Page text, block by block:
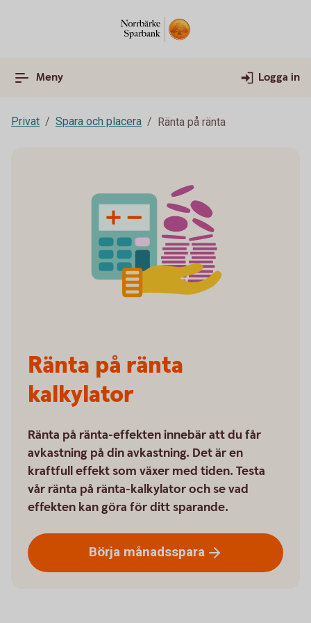
Meny Logga in
Privat Spara och placera Ränta på ränta
Ränta på ränta
kalkylator
Ränta på ränta-effekten innebär att du får
avkastning på din avkastning. Det är en
kraftfull effekt som växer med tiden. Testa
vår ränta på ränta-kalkylator och se vad
effekten kan göra för ditt sparande.
Börja månadsspara